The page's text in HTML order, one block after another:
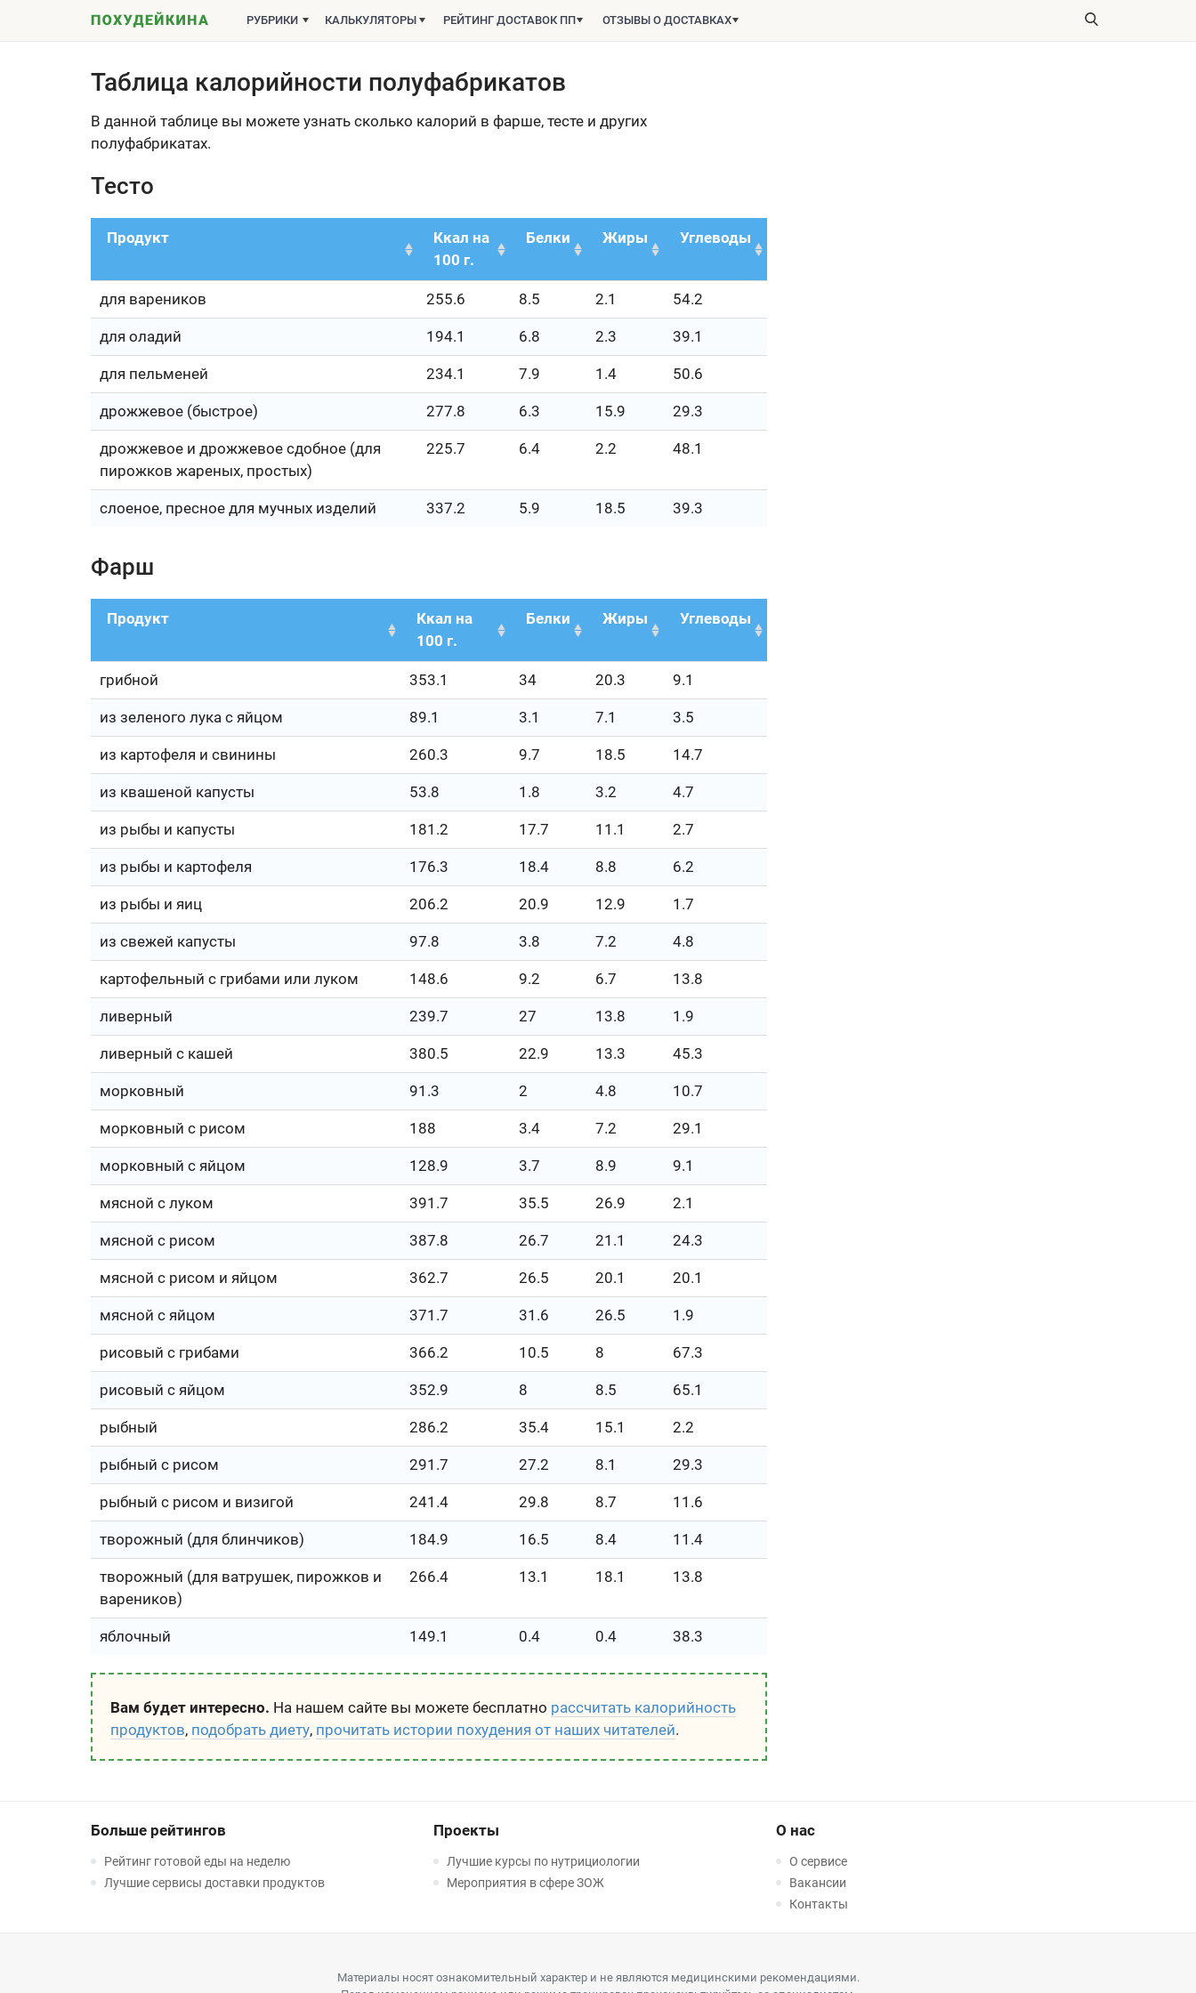
РУБРИКИ КАЛЬКУЛЯТОРЫ РЕЙТИНГ ДОСТАВОК ПП ОТЗЫВЫ О ДОСТАВКАХ
Таблица калорийности полуфабрикатов
В данной таблице вы можете узнать сколько калорий в фарше, тесте и других
полуфабрикатах.
Тесто
Продукт
Ккал на
100 г.
Белки Жиры Углеводы
для вареников 255.6 8.5 2.1 54.2
для оладий 194.1 6.8 2.3 39.1
для пельменей 234.1 7.9 1.4 50.6
дрожжевое (быстрое) 277.8 6.3 15.9 29.3
дрожжевое и дрожжевое сдобное (для
пирожков жареных, простых)
225.7 6.4 2.2 48.1
слоеное, пресное для мучных изделий 337.2 5.9 18.5 39.3
Фарш
Продукт
Ккал на
100 г.
Белки Жиры Углеводы
грибной 353.1 34 20.3 9.1
из зеленого лука с яйцом 89.1 3.1 7.1 3.5
из картофеля и свинины 260.3 9.7 18.5 14.7
из квашеной капусты 53.8 1.8 3.2 4.7
из рыбы и капусты 181.2 17.7 11.1 2.7
из рыбы и картофеля 176.3 18.4 8.8 6.2
из рыбы и яиц 206.2 20.9 12.9 1.7
из свежей капусты 97.8 3.8 7.2 4.8
картофельный с грибами или луком 148.6 9.2 6.7 13.8
ливерный 239.7 27 13.8 1.9
ливерный с кашей 380.5 22.9 13.3 45.3
морковный 91.3 2 4.8 10.7
морковный с рисом 188 3.4 7.2 29.1
морковный с яйцом 128.9 3.7 8.9 9.1
мясной с луком 391.7 35.5 26.9 2.1
мясной с рисом 387.8 26.7 21.1 24.3
мясной с рисом и яйцом 362.7 26.5 20.1 20.1
мясной с яйцом 371.7 31.6 26.5 1.9
рисовый с грибами 366.2 10.5 8 67.3
рисовый с яйцом 352.9 8 8.5 65.1
рыбный 286.2 35.4 15.1 2.2
рыбный с рисом 291.7 27.2 8.1 29.3
рыбный с рисом и визигой 241.4 29.8 8.7 11.6
творожный (для блинчиков) 184.9 16.5 8.4 11.4
творожный (для ватрушек, пирожков и
вареников)
266.4 13.1 18.1 13.8
яблочный 149.1 0.4 0.4 38.3
Вам будет интересно. На нашем сайте вы можете бесплатно рассчитать калорийность
продуктов, подобрать диету, прочитать истории похудения от наших читателей.
Больше рейтингов
Рейтинг готовой еды на неделю
Лучшие сервисы доставки продуктов
Проекты
Лучшие курсы по нутрициологии
Мероприятия в сфере ЗОЖ
О нас
О сервисе
Вакансии
Контакты
Материалы носят ознакомительный характер и не являются медицинскими рекомендациями.